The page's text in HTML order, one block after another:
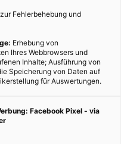
Fehlerbehebung und
Erhebung von
Ihres Webbrowsers und
Inhalte; Ausführung von
Speicherung von Daten auf
für Auswertungen.
Facebook Pixel - via